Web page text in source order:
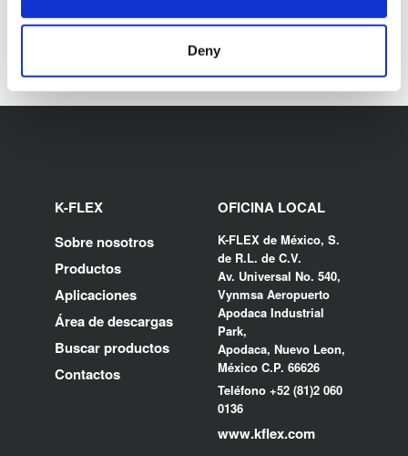
Deny
K-FLEX
Sobre nosotros
Productos
Aplicaciones
Área de descargas
Buscar productos
Contactos
OFICINA LOCAL
K-FLEX de México, S.
de R.L. de C.V.
Av. Universal No. 540,
Vynmsa Aeropuerto
Apodaca Industrial
Park,
Apodaca, Nuevo Leon,
México C.P. 66626
Teléfono +52 (81)2 060
0136
www.kflex.com